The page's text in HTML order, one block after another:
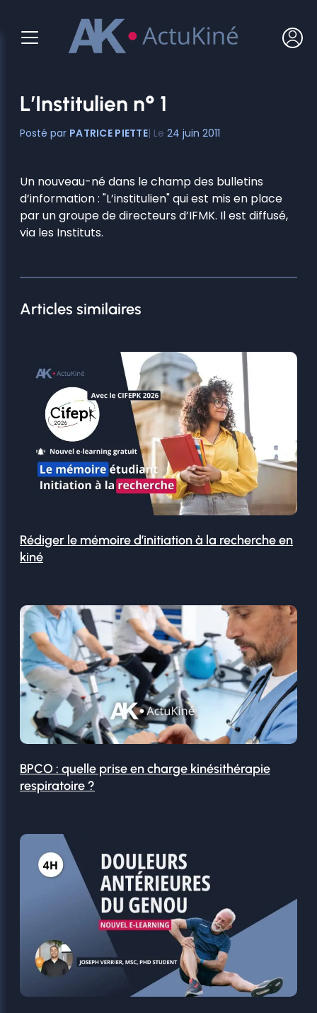
contenu
L’Institulien n° 1
PATRICE PIETTE 24 juin 2011
Un nouveau-né dans le champ des bulletins
d’information : "L’institulien" qui est mis en place
par un groupe de directeurs d’IFMK. Il est diffusé,
via les Instituts.
Articles similaires
Rédiger le mémoire d’initiation à la recherche en
kiné
BPCO : quelle prise en charge kinésithérapie
respiratoire ?